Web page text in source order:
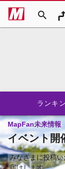
search
ランキ
MapFan未来情報
イベント開
みなさまに投稿